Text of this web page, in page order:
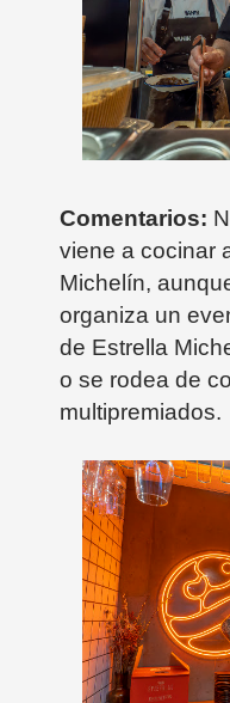
Comentarios:
viene a cocinar
Michelín,
organiza un
de Estrella
o se rodea de
multipremiados.